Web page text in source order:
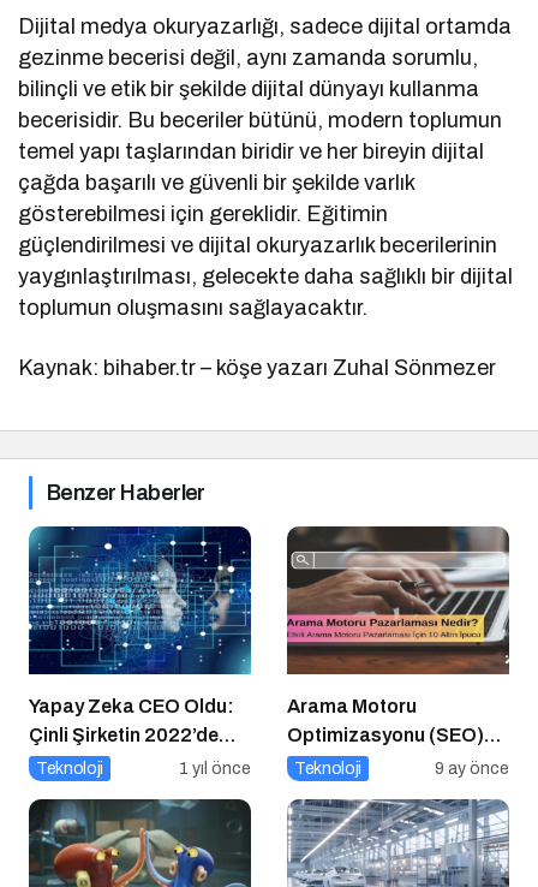
Dijital medya okuryazarlığı, sadece dijital ortamda
gezinme becerisi değil, aynı zamanda sorumlu,
bilinçli ve etik bir şekilde dijital dünyayı kullanma
becerisidir. Bu beceriler bütünü, modern toplumun
temel yapı taşlarından biridir ve her bireyin dijital
çağda başarılı ve güvenli bir şekilde varlık
gösterebilmesi için gereklidir. Eğitimin
güçlendirilmesi ve dijital okuryazarlık becerilerinin
yaygınlaştırılması, gelecekte daha sağlıklı bir dijital
toplumun oluşmasını sağlayacaktır.
Kaynak: bihaber.tr – köşe yazarı Zuhal Sönmezer
Benzer Haberler
Yapay Zeka CEO Oldu:
Çinli Şirketin 2022’de
Attığı Adım Yeniden
Teknoloji 1 yıl önce
Arama Motoru
Optimizasyonu (SEO)
Nedir? Etkili SEO İçin 10
Teknoloji 9 ay önce